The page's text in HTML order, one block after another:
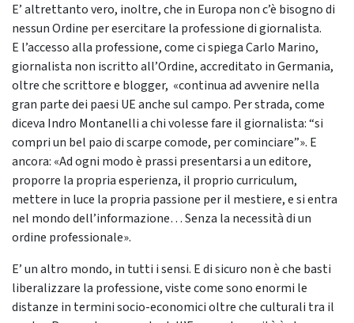
E’ altrettanto vero, inoltre, che in Europa non c’è bisogno di
nessun Ordine per esercitare la professione di giornalista.
E l’accesso alla professione, come ci spiega Carlo Marino,
giornalista non iscritto all’Ordine, accreditato in Germania,
oltre che scrittore e blogger, «continua ad avvenire nella
gran parte dei paesi UE anche sul campo. Per strada, come
diceva Indro Montanelli a chi volesse fare il giornalista: “si
compri un bel paio di scarpe comode, per cominciare”». E
ancora: «Ad ogni modo è prassi presentarsi a un editore,
proporre la propria esperienza, il proprio curriculum,
mettere in luce la propria passione per il mestiere, e si entra
nel mondo dell’informazione… Senza la necessità di un
ordine professionale».
E’ un altro mondo, in tutti i sensi. E di sicuro non è che basti
liberalizzare la professione, viste come sono enormi le
distanze in termini socio-economici oltre che culturali tra il